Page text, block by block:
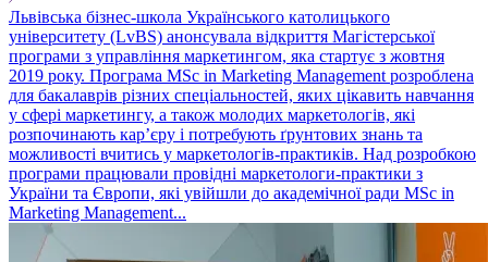
Львівська бізнес-школа Українського католицького
університету (LvBS) анонсувала відкриття Магістерської
програми з управління маркетингом, яка стартує з жовтня
2019 року. Програма MSc in Marketing Management розроблена
для бакалаврів різних спеціальностей, яких цікавить навчання
у сфері маркетингу, а також молодих маркетологів, які
розпочинають кар’єру і потребують ґрунтових знань та
можливості вчитись у маркетологів-практиків. Над розробкою
програми працювали провідні маркетологи-практики з
України та Європи, які увійшли до академічної ради MSc in
Marketing Management...